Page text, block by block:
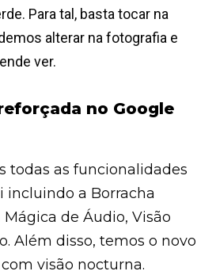
Para tal, basta tocar na
alterar na fotografia e
ver.
no Google
todas as funcionalidades
incluindo a Borracha
de Áudio, Visão
Além disso, temos o novo
visão nocturna.